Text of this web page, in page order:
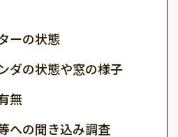
ーの状態
ダの状態や窓の様子
無
への聞き込み調査